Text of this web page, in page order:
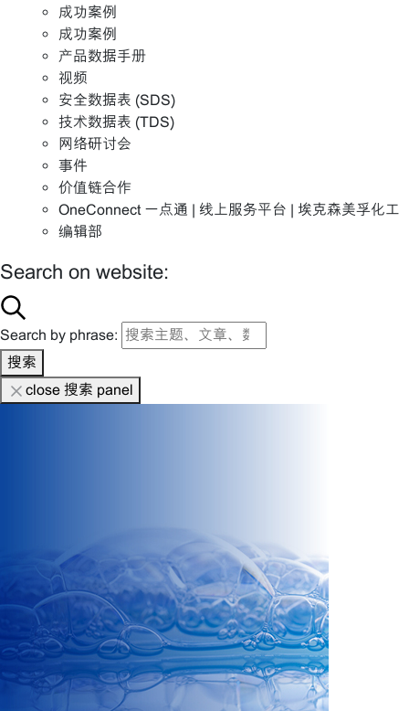
成功案例
成功案例
产品数据手册
视频
安全数据表 (SDS)
技术数据表 (TDS)
网络研讨会
事件
价值链合作
OneConnect 一点通 | 线上服务平台 | 埃克森美孚化工
编辑部
Search on website:
Search by phrase:
搜索
close 搜索 panel